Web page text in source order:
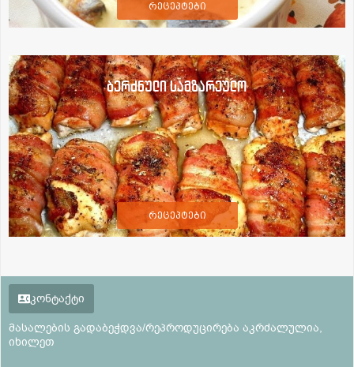
რეცეპტები
ბერძნული სამზარეულო
რეცეპტები
კონტაქტი
მასალების გადაბეჭდვა/რეპროდუცირება აკრძალულია,
იხილეთ